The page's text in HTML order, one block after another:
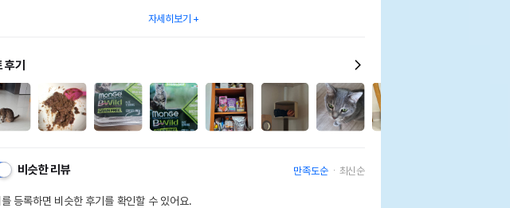
자세히보기
후기
비슷한 리뷰 만족도순 최신순
등록하면 비슷한 후기를 확인할 수 있어요.